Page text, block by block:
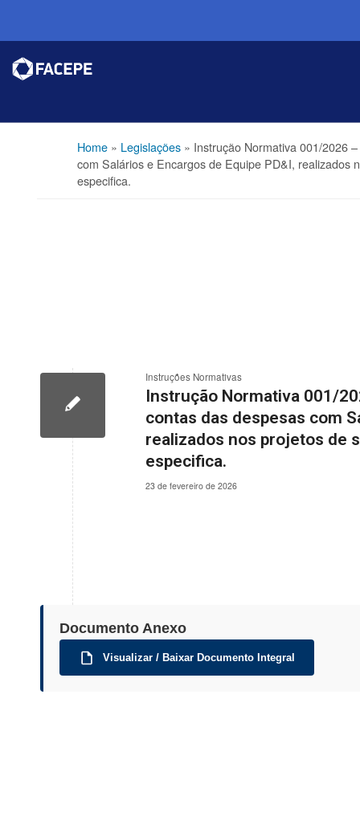
Home» Legislações» Instrução Normativa 001/2026
com Salários e Encargos de Equipe PD&I, realizados
especifica.
Instruções Normativas
Instrução Normativa 001/
contas das despesas com
realizados nos projetos de
especifica.
23 de fevereiro de 2026
Documento Anexo
Visualizar / Baixar Documento Integral